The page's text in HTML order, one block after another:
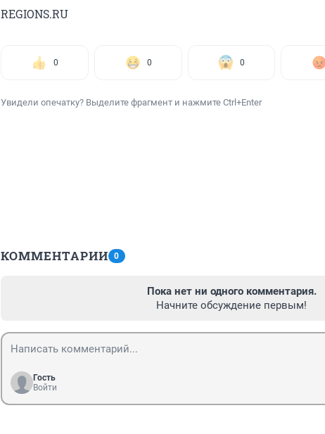
REGIONS.RU
0 0 0
Увидели опечатку? Выделите фрагмент и нажмите Ctrl+Enter
КОММЕНТАРИИ 0
Пока нет ни одного комментария.
Начните обсуждение первым!
Гость
Войти